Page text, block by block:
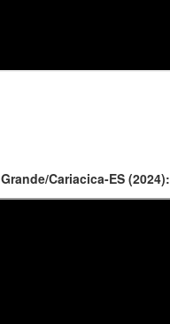
Cariacica-ES (2024):